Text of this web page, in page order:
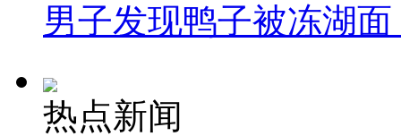
男子发现鸭子被冻湖
热点新闻